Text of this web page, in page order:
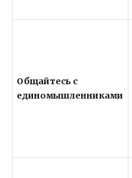
Общайтесь с
единомышленниками